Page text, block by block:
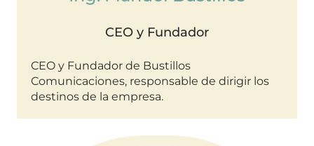
CEO y Fundador
CEO y Fundador de Bustillos
Comunicaciones, responsable de dirigir los
destinos de la empresa.